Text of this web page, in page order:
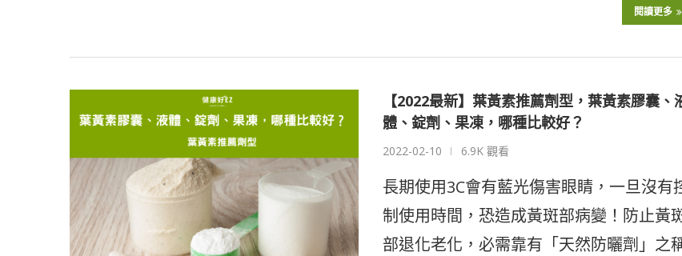
閱讀更多
【2022最新】葉黃素推薦劑型，葉黃素膠囊、
體、錠劑、果凍，哪種比較好？
2022-02-10 6.9K 觀看
長期使用3C會有藍光傷害眼睛，一旦沒有
制使用時間，恐造成黃斑部病變！防止黃
部退化老化，必需靠有「天然防曬劑」之